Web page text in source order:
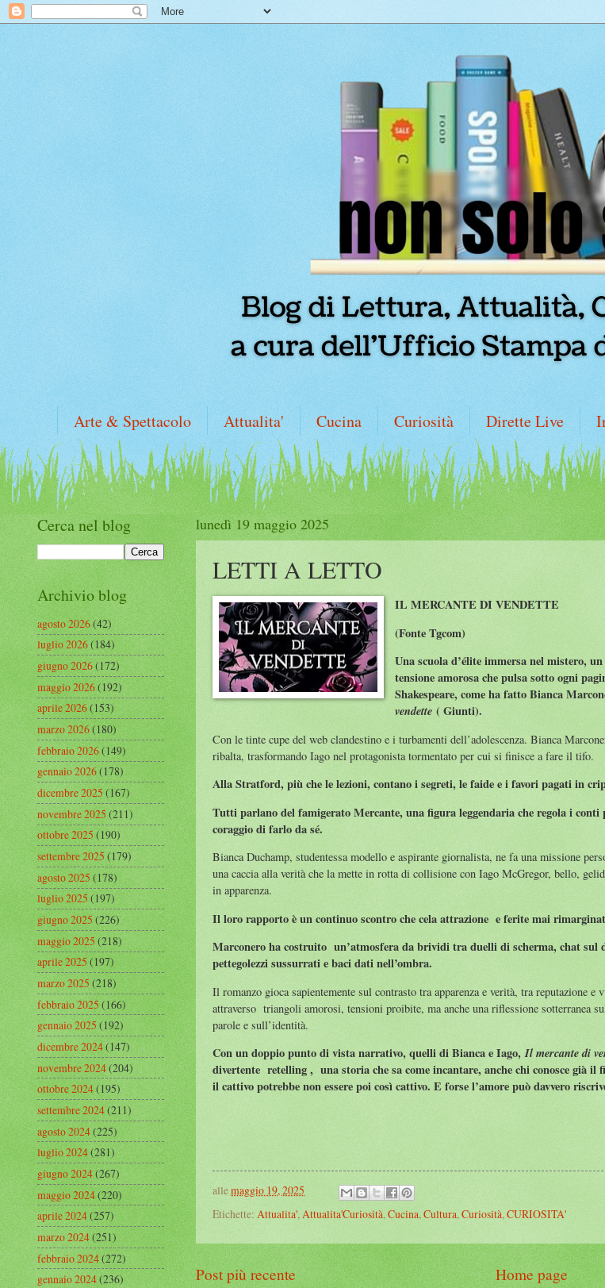
Arte & Spettacolo Attualita' Cucina Curiosità Dirette Live
lunedì 19 maggio 2025
LETTI A LETTO
IL MERCANTE DI VENDETTE
(Fonte Tgcom)
Una scuola d’élite immersa nel mistero,
tensione amorosa che pulsa sotto ogni
Shakespeare, come ha fatto Bianca
vendette ( Giunti).
Con le tinte cupe del web clandestino e i turbamenti dell’adolescenza. Bianca
ribalta, trasformando Iago nel protagonista tormentato per cui si finisce a fare il tifo.
Alla Stratford, più che le lezioni, contano i segreti, le faide e i favori pagati in
Tutti parlano del famigerato Mercante, una figura leggendaria che regola i
coraggio di farlo da sé.
Bianca Duchamp, studentessa modello e aspirante giornalista, ne fa una missione
una caccia alla verità che la mette in rotta di collisione con Iago McGregor, bello,
in apparenza.
Il loro rapporto è un continuo scontro che cela attrazione e ferite mai
Marconero ha costruito un’atmosfera da brividi tra duelli di scherma, chat sul
pettegolezzi sussurrati e baci dati nell’ombra.
Il romanzo gioca sapientemente sul contrasto tra apparenza e verità, tra reputazione e
attraverso triangoli amorosi, tensioni proibite, ma anche una riflessione sotterranea
parole e sull’identità.
Con un doppio punto di vista narrativo, quelli di Bianca e Iago,Il mercante di
divertente retelling , una storia che sa come incantare, anche chi conosce già il
il cattivo potrebbe non essere poi così cattivo. E forse l’amore può davvero
allemaggio 19, 2025
Etichette: Attualita', Attualita'Curiosità, Cucina, Cultura, Curiosità, CURIOSITA'
Post più recente Home page
Cerca nel blog
Archivio blog
agosto 2026(42)
luglio 2026(184)
giugno 2026(172)
maggio 2026(192)
aprile 2026(153)
marzo 2026(180)
febbraio 2026(149)
gennaio 2026(178)
dicembre 2025(167)
novembre 2025(211)
ottobre 2025(190)
settembre 2025(179)
agosto 2025(178)
luglio 2025(197)
giugno 2025(226)
maggio 2025(218)
aprile 2025(197)
marzo 2025(218)
febbraio 2025(166)
gennaio 2025(192)
dicembre 2024(147)
novembre 2024(204)
ottobre 2024(195)
settembre 2024(211)
agosto 2024(225)
luglio 2024(281)
giugno 2024(267)
maggio 2024(220)
aprile 2024(257)
marzo 2024(251)
febbraio 2024(272)
gennaio 2024(236)